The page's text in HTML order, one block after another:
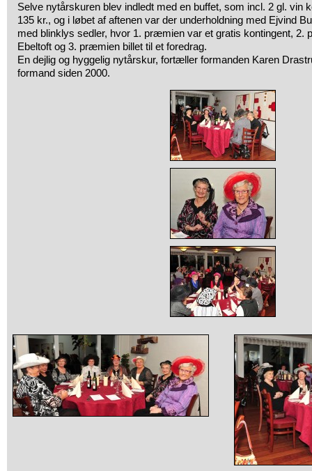
Selve nytårskuren blev indledt med en buffet, som incl. 2 gl. vin
135 kr., og i løbet af aftenen var der underholdning med Ejvind
med blinklys sedler, hvor 1. præmien var et gratis kontingent, 2.
Ebeltoft og 3. præmien billet til et foredrag.
En dejlig og hyggelig nytårskur, fortæller formanden Karen
formand siden 2000.